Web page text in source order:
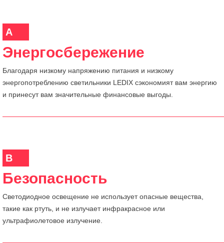
A
Энергосбережение
Благодаря низкому напряжению питания и низкому
энергопотреблению светильники LEDIX сэкономият вам энергию
и принесут вам значительные финансовые выгоды.
B
Безопасность
Светодиодное освещение не использует опасные вещества,
такие как ртуть, и не излучает инфракрасное или
ультрафиолетовое излучение.